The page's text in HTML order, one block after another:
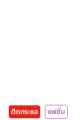
ติดกระแส แฟชั่น